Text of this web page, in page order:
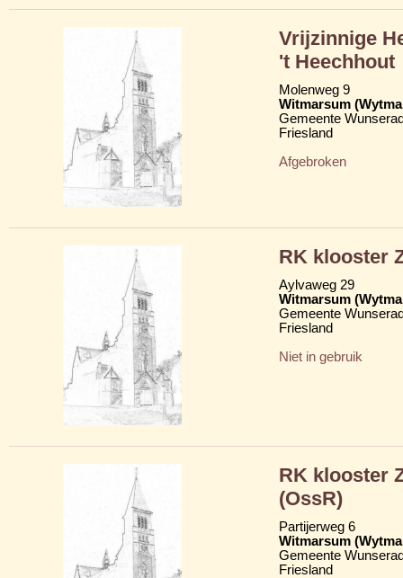
Vrijzinnige
't Heechhout
Molenweg 9
Witmarsum
Gemeente
Friesland
Afgebroken
RK klooster
Aylvaweg 29
Witmarsum
Gemeente
Friesland
Niet in gebruik
RK klooster
(OssR)
Partijerweg 6
Witmarsum
Gemeente
Friesland